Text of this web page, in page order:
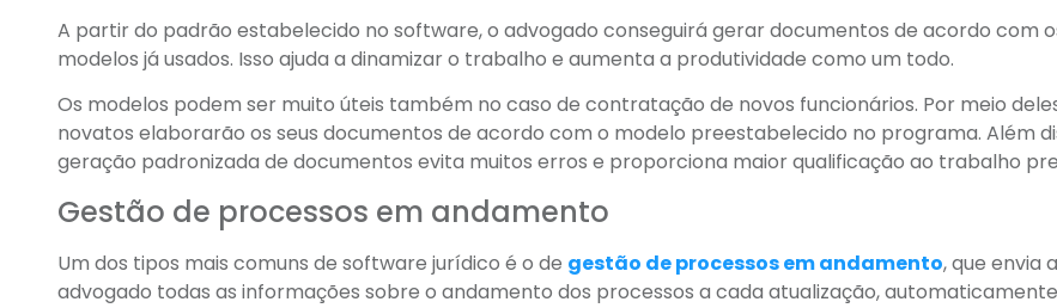
A partir do padrão estabelecido no software, o advogado conseguirá gerar documentos de acordo com
modelos já usados. Isso ajuda a dinamizar o trabalho e aumenta a produtividade como um todo.
Os modelos podem ser muito úteis também no caso de contratação de novos funcionários. Por meio
novatos elaborarão os seus documentos de acordo com o modelo preestabelecido no programa. Além
geração padronizada de documentos evita muitos erros e proporciona maior qualificação ao trabalho
Gestão de processos em andamento
Um dos tipos mais comuns de software jurídico é o de gestão de processos em andamento, que envia
advogado todas as informações sobre o andamento dos processos a cada atualização,